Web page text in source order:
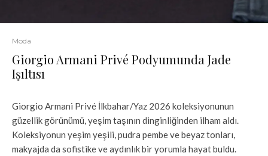
Moda
Giorgio Armani Privé Podyumunda Jade
Işıltısı
Giorgio Armani Privé İlkbahar/Yaz 2026 koleksiyonunun
güzellik görünümü, yeşim taşının dinginliğinden ilham aldı.
Koleksiyonun yeşim yeşili, pudra pembe ve beyaz tonları,
makyajda da sofistike ve aydınlık bir yorumla hayat buldu.